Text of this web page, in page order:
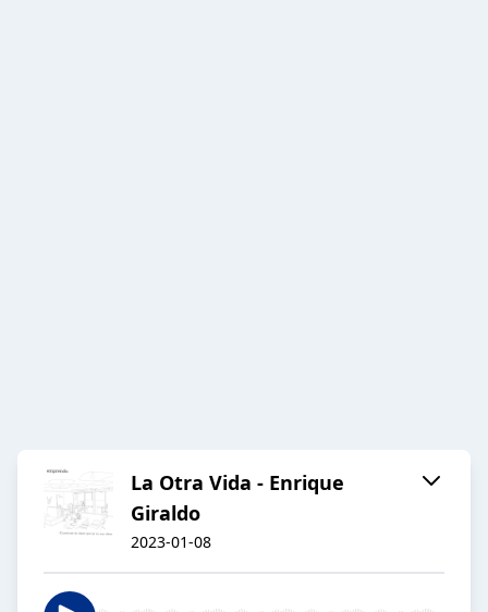
La Otra Vida - Enrique
Giraldo
2023-01-08